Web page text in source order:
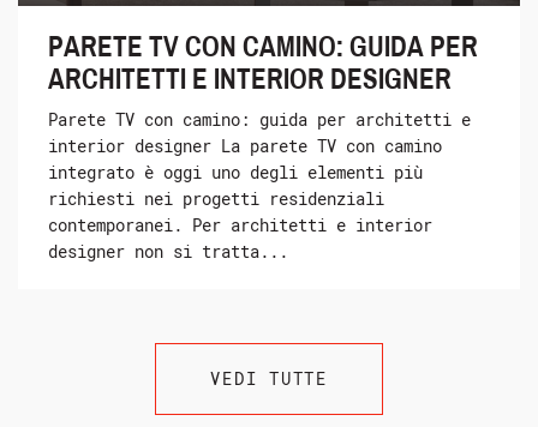
PARETE TV CON CAMINO: GUIDA PER
ARCHITETTI E INTERIOR DESIGNER
Parete TV con camino: guida per architetti e
interior designer La parete TV con camino
integrato è oggi uno degli elementi più
richiesti nei progetti residenziali
contemporanei. Per architetti e interior
designer non si tratta...
VEDI TUTTE